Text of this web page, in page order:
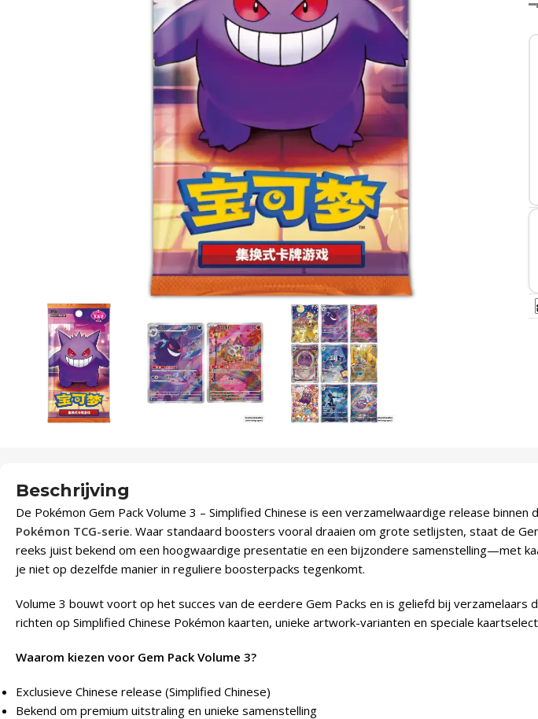
Beschrijving
De Pokémon Gem Pack Volume 3 – Simplified Chinese is een verzamelwaardige release binnen
Pokémon TCG-serie. Waar standaard boosters vooral draaien om grote setlijsten, staat de
reeks juist bekend om een hoogwaardige presentatie en een bijzondere samenstelling—met
je niet op dezelfde manier in reguliere boosterpacks tegenkomt.
Volume 3 bouwt voort op het succes van de eerdere Gem Packs en is geliefd bij verzamelaars
richten op Simplified Chinese Pokémon kaarten, unieke artwork-varianten en speciale
Waarom kiezen voor Gem Pack Volume 3?
Exclusieve Chinese release (Simplified Chinese)
Bekend om premium uitstraling en unieke samenstelling